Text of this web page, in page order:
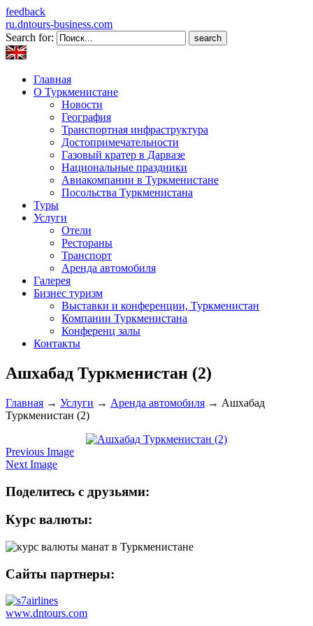
feedback
ru.dntours-business.com
Search for:
Главная
О Туркменистане
Новости
География
Транспортная инфраструктура
Достопримечательности
Газовый кратер в Дарвазе
Национальные праздники
Авиакомпании в Туркменистане
Посольства Туркменистана
Туры
Услуги
Отели
Рестораны
Транспорт
Аренда автомобиля
Галерея
Бизнес туризм
Выставки и конференции, Туркменистан
Компании Туркменистана
Конференц залы
Контакты
Ашхабад Туркменистан (2)
Главная → Услуги → Аренда автомобиля → Ашхабад
Туркменистан (2)
Previous Image
Next Image
Поделитесь с друзьями:
Курс валюты:
Сайты партнеры:
www.dntours.com